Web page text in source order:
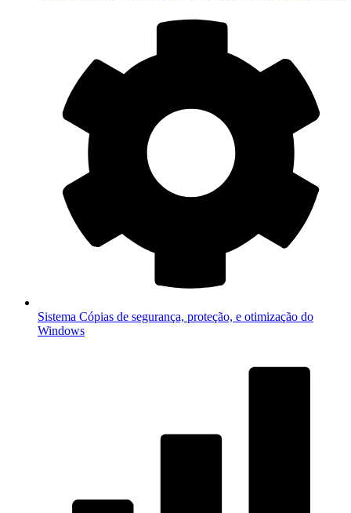
Sistema Cópias de segurança, proteção, e otimização do
Windows